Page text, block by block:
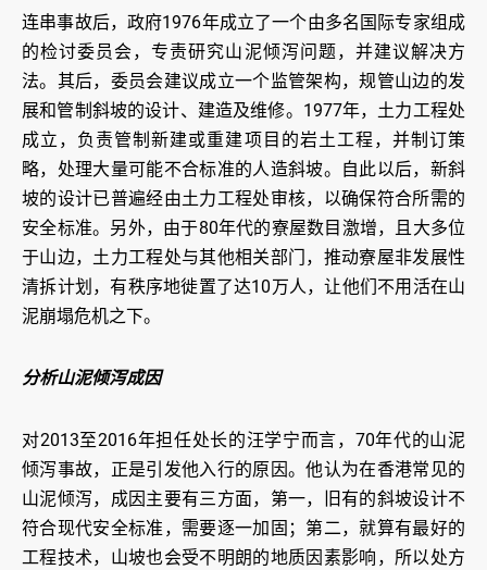
连串事故后，政府1976年成立了一个由多名国际专家组成
的检讨委员会，专责研究山泥倾泻问题，并建议解决方
法。其后，委员会建议成立一个监管架构，规管山边的发
展和管制斜坡的设计、建造及维修。1977年，土力工程处
成立，负责管制新建或重建项目的岩土工程，并制订策
略，处理大量可能不合标准的人造斜坡。自此以后，新斜
坡的设计已普遍经由土力工程处审核，以确保符合所需的
安全标准。另外，由于80年代的寮屋数目激增，且大多位
于山边，土力工程处与其他相关部门，推动寮屋非发展性
清拆计划，有秩序地徙置了达10万人，让他们不用活在山
泥崩塌危机之下。
分析山泥倾泻成因
对2013至2016年担任处长的汪学宁而言，70年代的山泥
倾泻事故，正是引发他入行的原因。他认为在香港常见的
山泥倾泻，成因主要有三方面，第一，旧有的斜坡设计不
符合现代安全标准，需要逐一加固；第二，就算有最好的
工程技术，山坡也会受不明朗的地质因素影响，所以处方